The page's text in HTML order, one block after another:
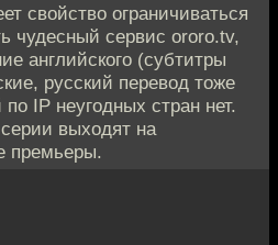
свойство ограничиваться
чудесный сервис ororo.tv,
английского (субтитры
русский перевод тоже
IP неугодных стран нет.
выходят на
премьеры.